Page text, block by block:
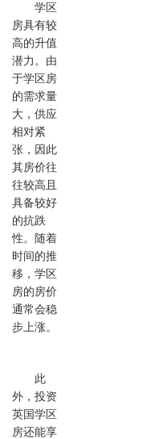
学区
房具有较
高的升值
潜力。由
于学区房
的需求量
大，供应
相对紧
张，因此
其房价往
往较高且
具备较好
的抗跌
性。随着
时间的推
移，学区
房的房价
通常会稳
步上涨。
此
外，投资
英国学区
房还能享